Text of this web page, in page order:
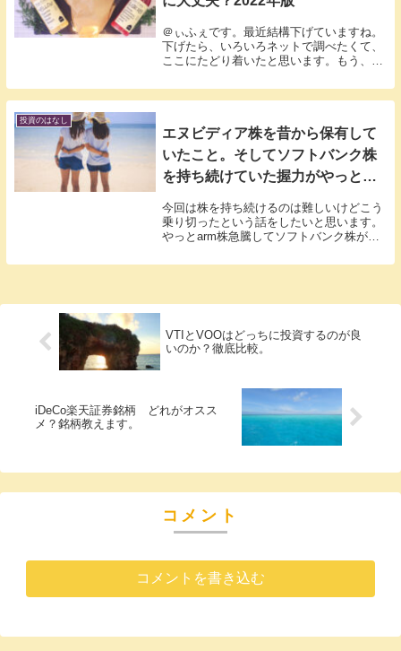
＠ぃふぇです。最近結構下げていますね。
下げたら、いろいろネットで調べたくて、
ここにたどり着いたと思います。もう、最
終わり”とか”株下落は長期になる”とかいろ
いろ情報が出ていますね。売ったほうがい
投資のはなし
エヌビディア株を昔から保有して
いたこと。そしてソフトバンク株
を持ち続けていた握力がやっと実
今回は株を持ち続けるのは難しいけどこう
乗り切ったという話をしたいと思います。
やっとarm株急騰してソフトバンク株が上
ませんが、単位株で持っているのは、昔か
VTIとVOOはどっちに投資するのが良
いのか？徹底比較。
iDeCo楽天証券銘柄 どれがオスス
メ？銘柄教えます。
コメント
コメントを書き込む